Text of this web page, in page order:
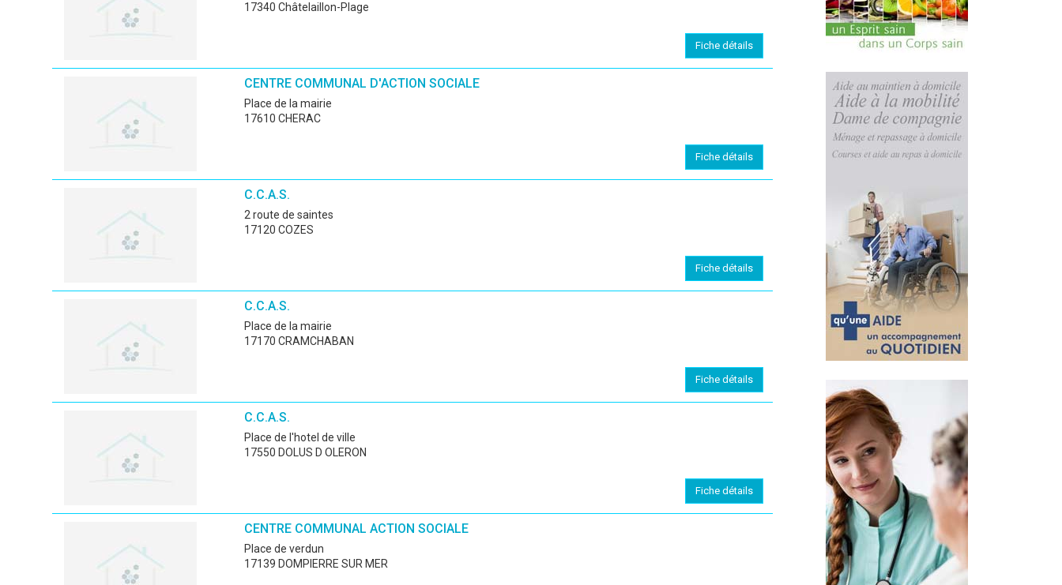
17340 Châtelaillon-Plage
Fiche détails
CENTRE COMMUNAL D'ACTION SOCIALE
place de la mairie
17610 CHERAC
Fiche détails
C.C.A.S.
2 route de saintes
17120 COZES
Fiche détails
C.C.A.S.
place de la mairie
17170 CRAMCHABAN
Fiche détails
C.C.A.S.
place de l'hotel de ville
17550 DOLUS D OLERON
Fiche détails
CENTRE COMMUNAL ACTION SOCIALE
place de verdun
17139 DOMPIERRE SUR MER